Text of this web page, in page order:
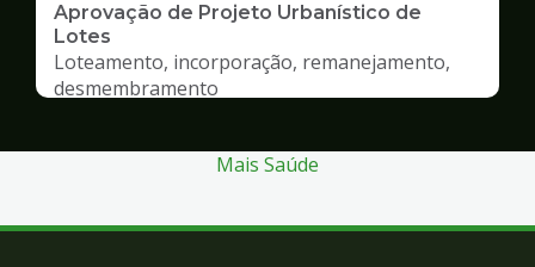
Aprovação de Projeto Urbanístico de
Lotes
Loteamento, incorporação, remanejamento,
desmembramento
Mais Saúde